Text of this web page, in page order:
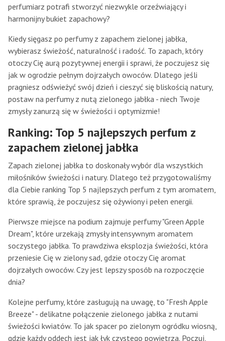
perfumiarz potrafi stworzyć niezwykle orzeźwiający i
harmonijny bukiet zapachowy?
Kiedy sięgasz po perfumy z zapachem zielonej jabłka,
wybierasz świeżość, naturalność i radość. To zapach, który
otoczy Cię aurą pozytywnej energii i sprawi, że poczujesz się
jak w ogrodzie pełnym dojrzałych owoców. Dlatego jeśli
pragniesz odświeżyć swój dzień i cieszyć się bliskością natury,
postaw na perfumy z nutą zielonego jabłka - niech Twoje
zmysły zanurzą się w świeżości i optymizmie!
Ranking: Top 5 najlepszych perfum z
zapachem zielonej jabłka
Zapach zielonej jabłka to doskonały wybór dla wszystkich
miłośników świeżości i natury. Dlatego też przygotowaliśmy
dla Ciebie ranking Top 5 najlepszych perfum z tym aromatem,
które sprawią, że poczujesz się ożywiony i pełen energii.
Pierwsze miejsce na podium zajmuje perfumy "Green Apple
Dream", które urzekają zmysły intensywnym aromatem
soczystego jabłka. To prawdziwa eksplozja świeżości, która
przeniesie Cię w zielony sad, gdzie otoczy Cię aromat
dojrzałych owoców. Czy jest lepszy sposób na rozpoczęcie
dnia?
Kolejne perfumy, które zasługują na uwagę, to "Fresh Apple
Breeze" - delikatne połączenie zielonego jabłka z nutami
świeżości kwiatów. To jak spacer po zielonym ogródku wiosną,
gdzie każdy oddech jest jak łyk czystego powietrza. Poczuj,